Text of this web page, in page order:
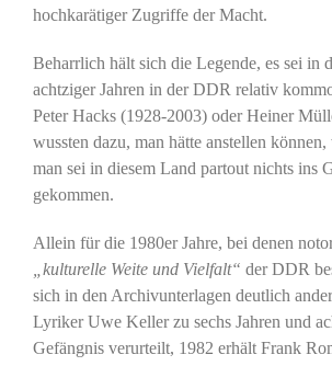
hochkarätiger Zugriffe der Macht.
Beharrlich hält sich die Legende, es sei in
achtziger Jahren in der DDR relativ
Peter Hacks (1928-2003) oder Heiner
wussten dazu, man hätte anstellen
man sei in diesem Land partout nichts ins
gekommen.
Allein für die 1980er Jahre, bei denen
„kulturelle Weite und Vielfalt“ der DDR
sich in den Archivunterlagen deutlich
Lyriker Uwe Keller zu sechs Jahren und
Gefängnis verurteilt, 1982 erhält Frank